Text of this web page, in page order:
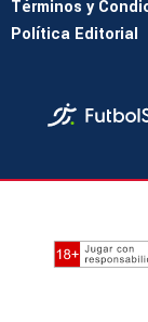
Términos y
Política Editorial